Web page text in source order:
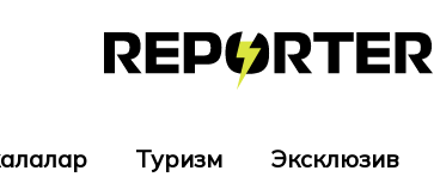
Туризм Эксклюзив